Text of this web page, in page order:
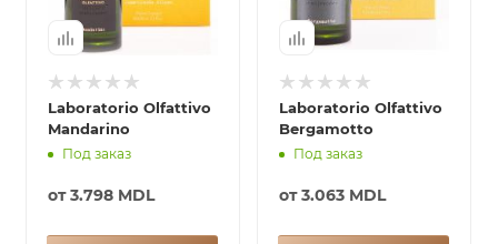
Laboratorio Olfattivo
Mandarino
Под заказ
от3.798 MDL
Laboratorio Olfattivo
Bergamotto
Под заказ
от3.063 MDL